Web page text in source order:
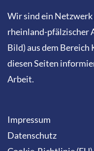
Wir sind ein
rheinland-pfälzischer
Bild) aus dem Bereich
diesen Seiten
Arbeit.
Impressum
Datenschutz